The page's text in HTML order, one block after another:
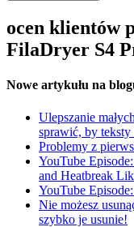
ocen klientów
FilaDryer S4
Nowe artykułu na
Ulepszanie
sprawić, by teksty
Problemy z
YouTube
and Heatbreak
YouTube
Nie możesz
szybko je usunie!